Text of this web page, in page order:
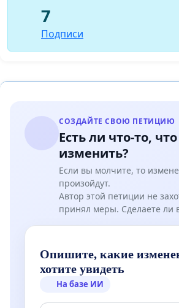
7
Подписи
СОЗДАЙТЕ СВОЮ ПЕТИЦИЮ
Есть ли что-то,
изменить?
Если вы молчите, то
произойдут.
Автор этой петиции не
принял меры. Сделаете ли
Опишите, какие
хотите увидеть
На базе ИИ